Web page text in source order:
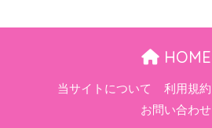
HOME
当サイトについて 利用規約
お問い合わせ